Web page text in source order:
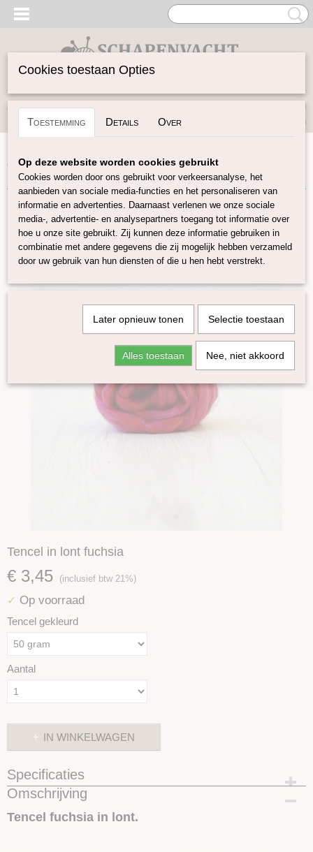
Inloggen Registreren
(0)
Home>Vilten>Plantaardige vezels>Tencel in lont
Tencel in lont fuchsia
Tencel in lont fuchsia
€ 3,45 (inclusief btw 21%)
✓ Op voorraad
Tencel gekleurd
Aantal
IN WINKELWAGEN
Specificaties
Productcode
Omschrijving
Tencel fuchsia in lont.
Cookies toestaan Opties
Toestemming Details Over
Op deze website worden cookies gebruikt
Cookies worden door ons gebruikt voor verkeersanalyse, het
aanbieden van sociale media-functies en het personaliseren van
informatie en advertenties. Daarnaast verlenen we onze sociale
media-, advertentie- en analysepartners toegang tot informatie over
hoe u onze site gebruikt. Zij kunnen deze informatie gebruiken in
combinatie met andere gegevens die zij mogelijk hebben verzameld
door uw gebruik van hun diensten of die u hen hebt verstrekt.
Later opnieuw tonen Selectie toestaan
Alles toestaan Nee, niet akkoord